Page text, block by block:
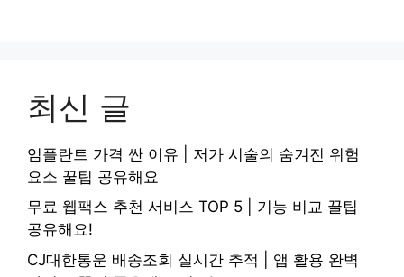
최신 글
임플란트 가격 싼 이유 | 저가 시술의 숨겨진 위험
요소 꿀팁 공유해요
무료 웹팩스 추천 서비스 TOP 5 | 기능 비교 꿀팁
공유해요!
CJ대한통운 배송조회 실시간 추적 | 앱 활용 완벽